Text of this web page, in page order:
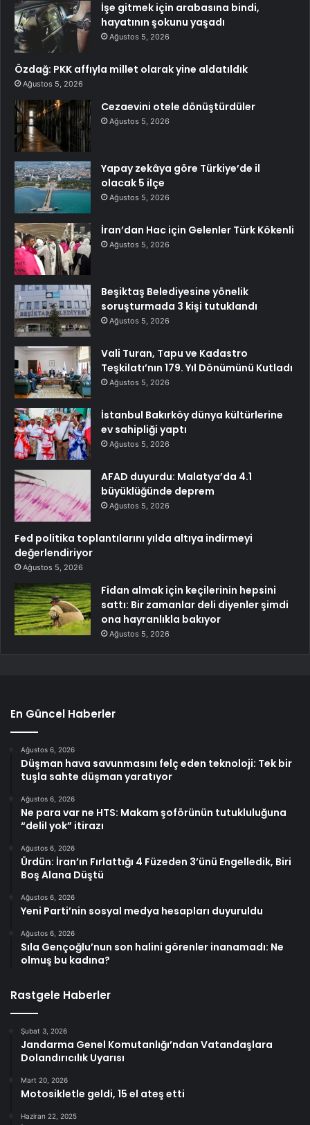
İşe gitmek için arabasına bindi,
hayatının şokunu yaşadı
Ağustos 5, 2026
Özdağ: PKK affıyla millet olarak yine aldatıldık
Ağustos 5, 2026
Cezaevini otele dönüştürdüler
Ağustos 5, 2026
Yapay zekâya göre Türkiye’de il
olacak 5 ilçe
Ağustos 5, 2026
İran’dan Hac için Gelenler Türk Kökenli
Ağustos 5, 2026
Beşiktaş Belediyesine yönelik
soruşturmada 3 kişi tutuklandı
Ağustos 5, 2026
Vali Turan, Tapu ve Kadastro
Teşkilatı’nın 179. Yıl Dönümünü Kutladı
Ağustos 5, 2026
İstanbul Bakırköy dünya kültürlerine
ev sahipliği yaptı
Ağustos 5, 2026
AFAD duyurdu: Malatya’da 4.1
büyüklüğünde deprem
Ağustos 5, 2026
Fed politika toplantılarını yılda altıya indirmeyi
değerlendiriyor
Ağustos 5, 2026
Fidan almak için keçilerinin hepsini
sattı: Bir zamanlar deli diyenler şimdi
ona hayranlıkla bakıyor
Ağustos 5, 2026
En Güncel Haberler
Ağustos 6, 2026
Düşman hava savunmasını felç eden teknoloji: Tek bir
tuşla sahte düşman yaratıyor
Ağustos 6, 2026
Ne para var ne HTS: Makam şoförünün tutukluluğuna
“delil yok” itirazı
Ağustos 6, 2026
Ürdün: İran’ın Fırlattığı 4 Füzeden 3’ünü Engelledik, Biri
Boş Alana Düştü
Ağustos 6, 2026
Yeni Parti’nin sosyal medya hesapları duyuruldu
Ağustos 6, 2026
Sıla Gençoğlu’nun son halini görenler inanamadı: Ne
olmuş bu kadına?
Rastgele Haberler
Şubat 3, 2026
Jandarma Genel Komutanlığı’ndan Vatandaşlara
Dolandırıcılık Uyarısı
Mart 20, 2026
Motosikletle geldi, 15 el ateş etti
Haziran 22, 2025